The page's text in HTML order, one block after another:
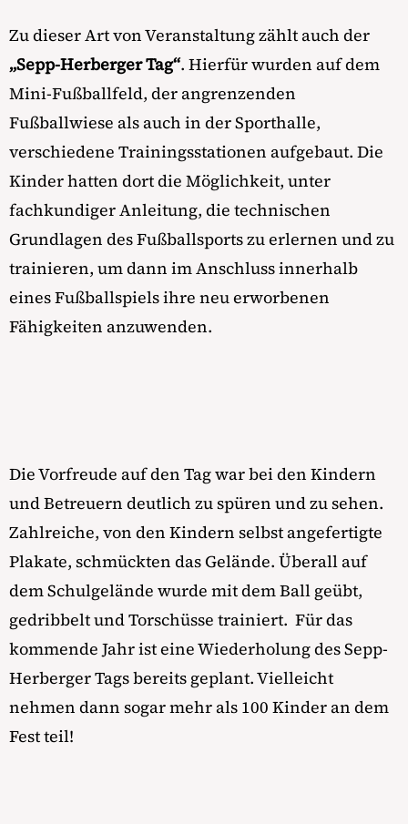
Zu dieser Art von Veranstaltung zählt auch der
„Sepp-Herberger Tag“. Hierfür wurden auf dem
Mini-Fußballfeld, der angrenzenden
Fußballwiese als auch in der Sporthalle,
verschiedene Trainingsstationen aufgebaut. Die
Kinder hatten dort die Möglichkeit, unter
fachkundiger Anleitung, die technischen
Grundlagen des Fußballsports zu erlernen und zu
trainieren, um dann im Anschluss innerhalb
eines Fußballspiels ihre neu erworbenen
Fähigkeiten anzuwenden.
Die Vorfreude auf den Tag war bei den Kindern
und Betreuern deutlich zu spüren und zu sehen.
Zahlreiche, von den Kindern selbst angefertigte
Plakate, schmückten das Gelände. Überall auf
dem Schulgelände wurde mit dem Ball geübt,
gedribbelt und Torschüsse trainiert. Für das
kommende Jahr ist eine Wiederholung des Sepp-
Herberger Tags bereits geplant. Vielleicht
nehmen dann sogar mehr als 100 Kinder an dem
Fest teil!